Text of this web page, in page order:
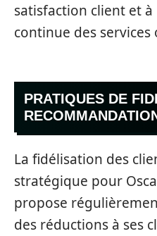
satisfaction client et à
continue des services
PRATIQUES DE
La fidélisation des
stratégique pour
propose
des réductions à ses